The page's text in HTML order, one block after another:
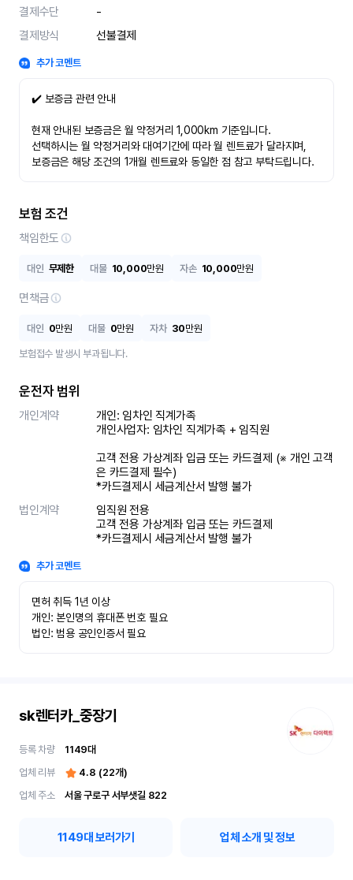
결제수단
-
결제방식
선불결제
추가 코멘트
✔️ 보증금 관련 안내
현재 안내된 보증금은 월 약정거리 1,000km 기준입니다.
선택하시는 월 약정거리와 대여기간에 따라 월 렌트료가 달라지며,
보증금은 해당 조건의 1개월 렌트료와 동일한 점 참고 부탁드립니다.
보험 조건
책임한도
대인 무제한 대물 10,000만원 자손 10,000만원
면책금
대인 0만원 대물 0만원 자차 30만원
보험접수 발생시 부과됩니다.
운전자 범위
개인계약
개인: 임차인 직계가족
개인사업자: 임차인 직계가족 + 임직원
고객 전용 가상계좌 입금 또는 카드결제 (※ 개인 고객
은 카드결제 필수)
*카드결제시 세금계산서 발행 불가
법인계약
임직원 전용
고객 전용 가상계좌 입금 또는 카드결제
*카드결제시 세금계산서 발행 불가
추가 코멘트
면허 취득 1년 이상
개인: 본인명의 휴대폰 번호 필요
법인: 범용 공인인증서 필요
sk렌터카_중장기
등록 차량 1149대
업체 리뷰
4.8 (22개)
업체 주소
서울 구로구 서부샛길 822
1149대 보러가기 업체 소개 및 정보